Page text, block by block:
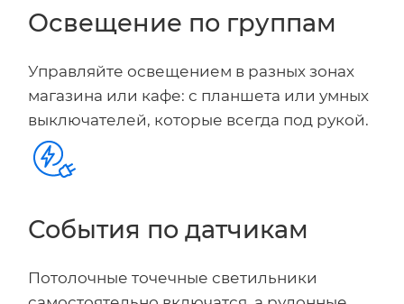
Освещение по группам
Управляйте освещением в разных зонах
магазина или кафе: с планшета или умных
выключателей, которые всегда под рукой.
События по датчикам
Потолочные точечные светильники